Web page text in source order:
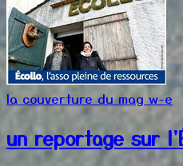
la couverture du mag w-e
un reportage sur